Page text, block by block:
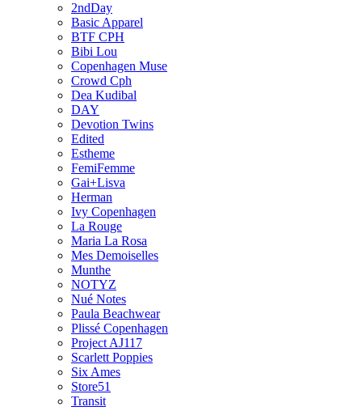
2ndDay
Basic Apparel
BTF CPH
Bibi Lou
Copenhagen Muse
Crowd Cph
Dea Kudibal
DAY
Devotion Twins
Edited
Estheme
FemiFemme
Gai+Lisva
Herman
Ivy Copenhagen
La Rouge
Maria La Rosa
Mes Demoiselles
Munthe
NOTYZ
Nué Notes
Paula Beachwear
Plissé Copenhagen
Project AJ117
Scarlett Poppies
Six Ames
Store51
Transit